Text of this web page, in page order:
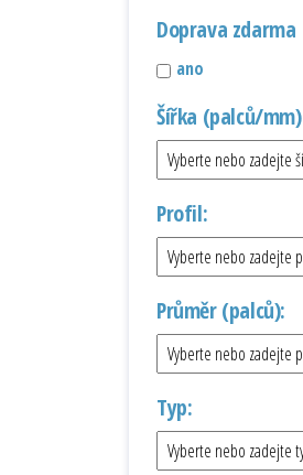
Doprava zdarma
ano
Šířka (palců/mm)
Profil:
Průměr (palců):
Typ: